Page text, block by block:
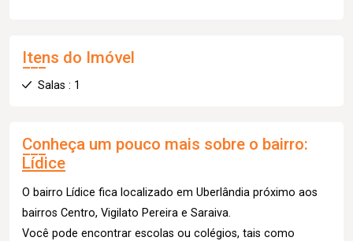
Itens do Imóvel
Salas : 1
Conheça um pouco mais sobre o bairro:
Lídice
O bairro Lídice fica localizado em Uberlândia próximo aos
bairros Centro, Vigilato Pereira e Saraiva.
Você pode encontrar escolas ou colégios, tais como